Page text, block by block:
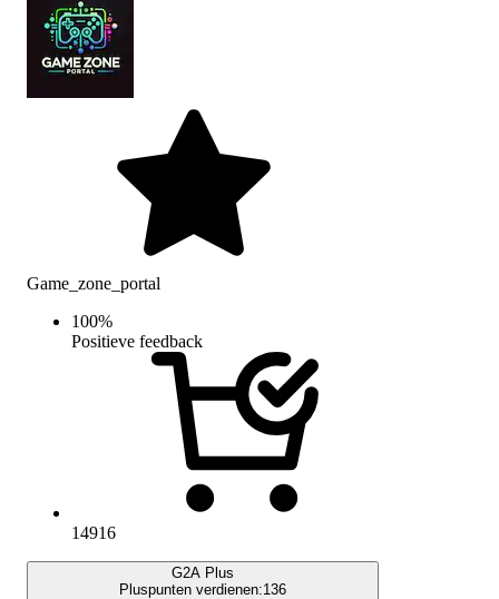
Game_zone_portal
100%
Positieve feedback
14916
G2A Plus
Pluspunten verdienen:136